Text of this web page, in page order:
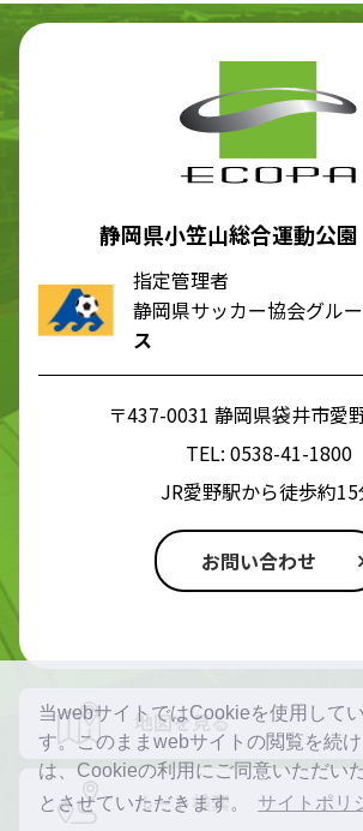
当webサイトではCookieを使用して
す。このままwebサイトの閲覧を続
は、Cookieの利用にご同意いただい
とさせていただきます。
サイトポリ
静岡県小笠山総合運動公
指定管理者
静岡県サッカー協会グル
ス
〒437-0031 静岡県袋井市愛
TEL: 0538-41-1800
JR愛野駅から徒歩約15
お問い合わせ
地図を見る
ルート検索